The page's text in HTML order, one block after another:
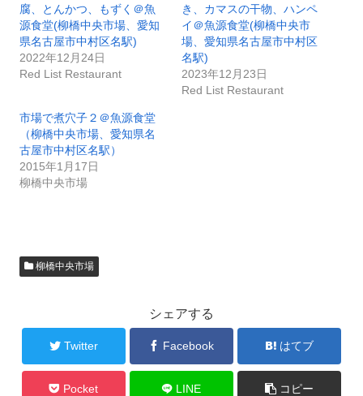
腐、とんかつ、もずく＠魚
源食堂(柳橋中央市場、愛知
県名古屋市中村区名駅)
2022年12月24日
Red List Restaurant
き、カマスの干物、ハンペ
イ＠魚源食堂(柳橋中央市
場、愛知県名古屋市中村区
名駅)
2023年12月23日
Red List Restaurant
市場で煮穴子２＠魚源食堂
（柳橋中央市場、愛知県名
古屋市中村区名駅）
2015年1月17日
柳橋中央市場
柳橋中央市場
シェアする
Twitter Facebook はてブ
Pocket LINE コピー